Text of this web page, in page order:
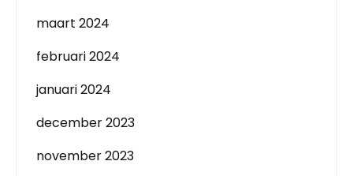
maart 2024
februari 2024
januari 2024
december 2023
november 2023